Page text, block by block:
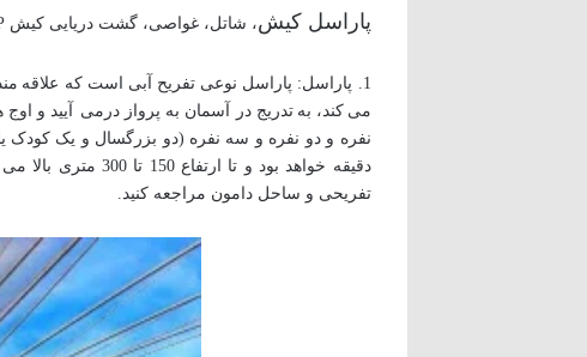
پاراسل کیش، شاتل، غواصی، گشت دریایی کیش VIP، اسکوتر زیردریایی، فلای بور، بنانا، پارک آبی اوشن کیش، پدل بورد و جت اسکی اشاره کرد.
می کند، به تدریج در آسمان به پرواز درمی آیید و
دقیقه خواهد
تفریحی و ساحل دامون مراجعه کنید.